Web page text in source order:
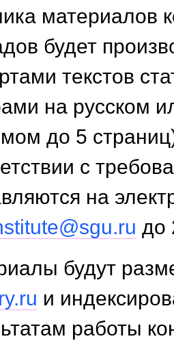
материалов
будет
текстов
на русском
до 5
с
на
до
будут
и
работы